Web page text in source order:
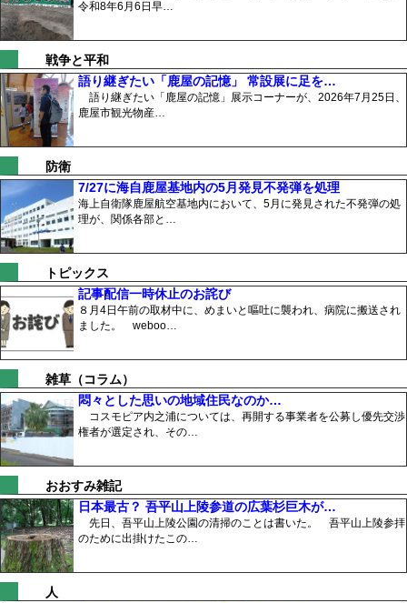
令和8年6月6日早…
戦争と平和
語り継ぎたい「鹿屋の記憶」 常設展に足を…
語り継ぎたい「鹿屋の記憶」展示コーナーが、2026年7月25日、
鹿屋市観光物産…
防衛
7/27に海自鹿屋基地内の5月発見不発弾を処理
海上自衛隊鹿屋航空基地内において、5月に発見された不発弾の処
理が、関係各部と…
トピックス
記事配信一時休止のお詫び
８月4日午前の取材中に、めまいと嘔吐に襲われ、病院に搬送され
ました。 weboo…
雑草（コラム）
悶々とした思いの地域住民なのか…
コスモピア内之浦については、再開する事業者を公募し優先交渉
権者が選定され、その…
おおすみ雑記
日本最古？ 吾平山上陵参道の広葉杉巨木が…
先日、吾平山上陵公園の清掃のことは書いた。 吾平山上陵参拝
のために出掛けたこの…
人